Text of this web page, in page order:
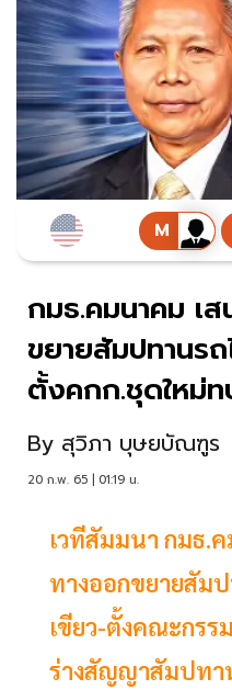
กมธ.คมนาคม เ
ขยายสัมปทานร
ตั้งคกก.ชุดใหม่
By สุวิภา บุษยบัณฑูร
20 ก.พ. 65 | 01:19 น.
เวทีสัมมนา กมธ.
ทางออกขยายสัม
เขียว-ตั้งคณะกร
ร่างสัญญาสัมปท